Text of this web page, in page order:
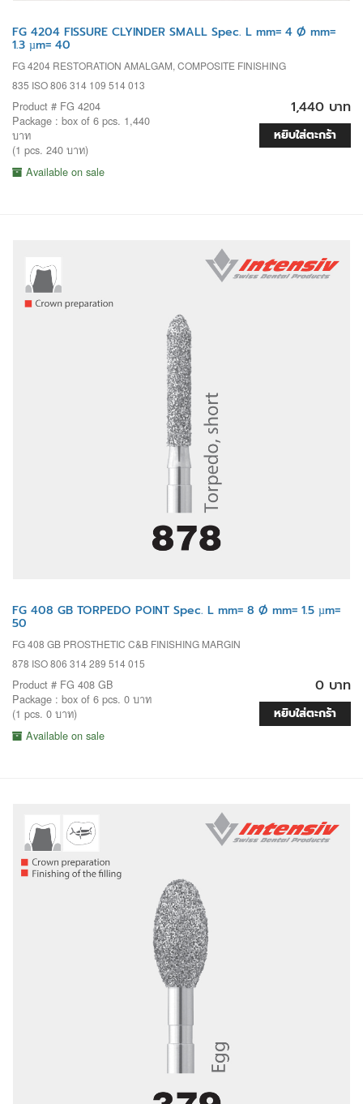
FG 4204 FISSURE CLYINDER SMALL Spec. L mm= 4 Ø mm=
1.3 µm= 40
FG 4204 RESTORATION AMALGAM, COMPOSITE FINISHING
835 ISO 806 314 109 514 013
Product # FG 4204
Package : box of 6 pcs. 1,440
บาท
(1 pcs. 240 บาท)
Available on sale
1,440 บาท
หยิบใส่ตะกร้า
FG 408 GB TORPEDO POINT Spec. L mm= 8 Ø mm= 1.5 µm=
50
FG 408 GB PROSTHETIC C&B FINISHING MARGIN
878 ISO 806 314 289 514 015
Product # FG 408 GB
Package : box of 6 pcs. 0 บาท
(1 pcs. 0 บาท)
Available on sale
0 บาท
หยิบใส่ตะกร้า